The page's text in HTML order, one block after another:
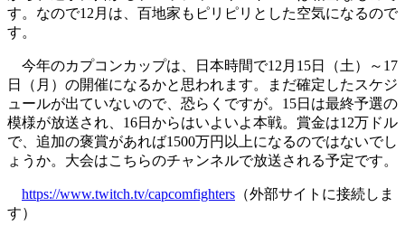
す。なので12月は、百地家もピリピリとした空気になるので
す。
今年のカプコンカップは、日本時間で12月15日（土）～17
日（月）の開催になるかと思われます。まだ確定したスケジ
ュールが出ていないので、恐らくですが。15日は最終予選の
模様が放送され、16日からはいよいよ本戦。賞金は12万ドル
で、追加の褒賞があれば1500万円以上になるのではないでし
ょうか。大会はこちらのチャンネルで放送される予定です。
https://www.twitch.tv/capcomfighters （外部サイトに接続しま
す）